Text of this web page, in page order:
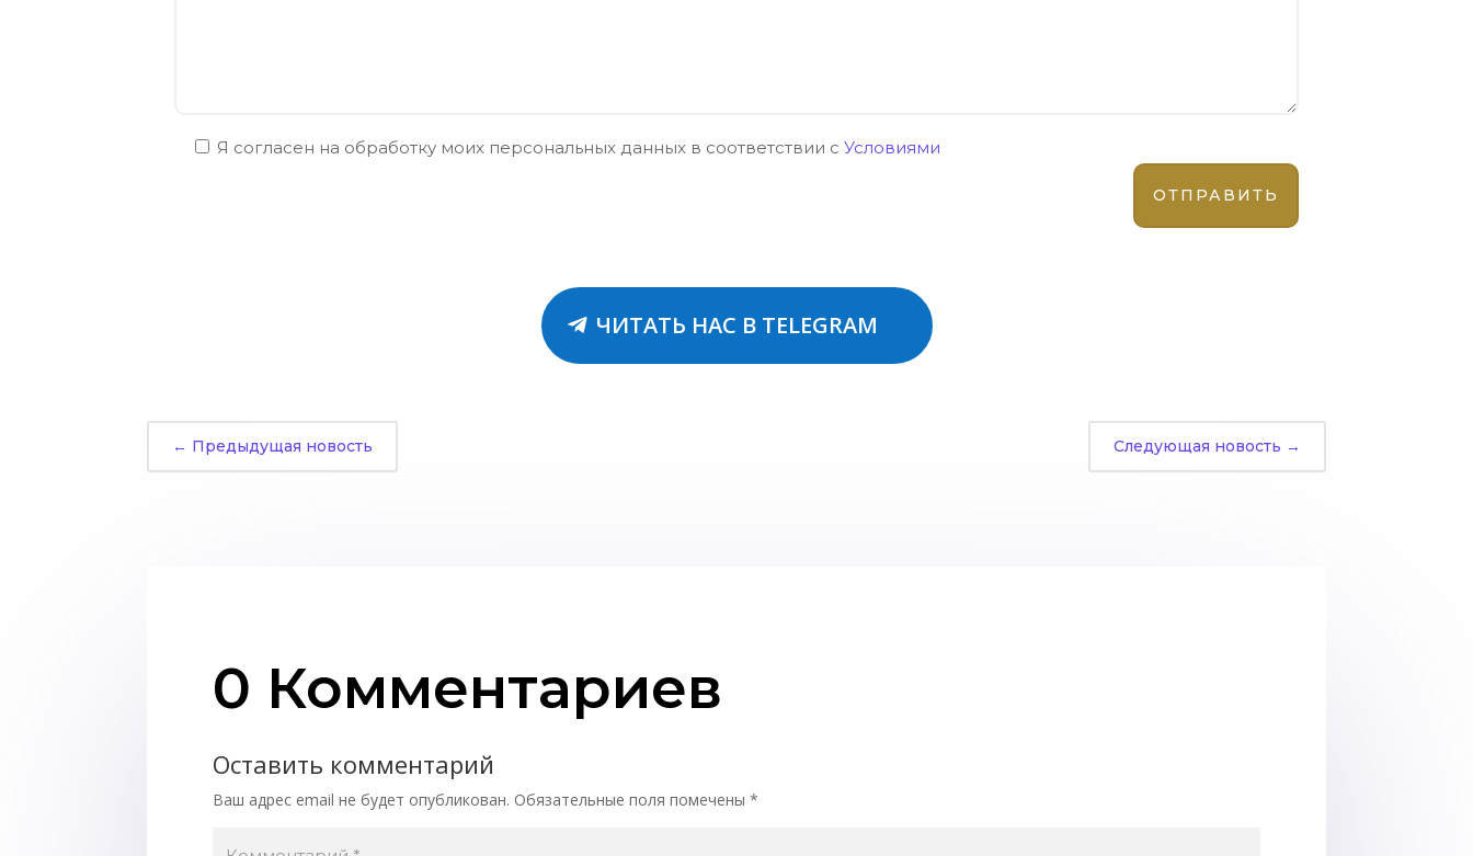
Я согласен на обработку моих персональных данных в соответствии сУсловиями
ЧИТАТЬ НАС В TELEGRAM
← Предыдущая новость Следующая новость →
0 Комментариев
Оставить комментарий
Ваш адрес email не будет опубликован. Обязательные поля помечены*